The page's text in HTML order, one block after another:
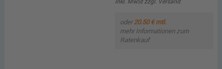
oder20.50 € mtl.
mehr Informationen zum
Ratenkauf